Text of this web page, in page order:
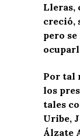
Lleras,
creció,
pero
Por tal
los
tales
Uribe,
Álzate